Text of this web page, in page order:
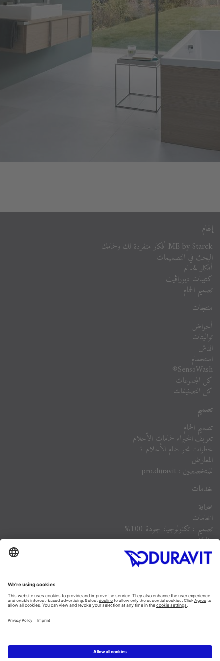
إلهام
ME by Starck أفكار متفردة لك ولحمامك
البحث في التصميمات
أفكار للحمام
كتيبات ديوراڨيت
تصميم الحمام
منتجات
أحواض
تواليتات
الدش
استحمام
SensoWash®
كل المجموعات
كل التصنيفات
تصميم
تصميم الحمام
تعريف الخبراء لحمامات الأحلام
خطوات نحو حمام الأحلام 5
المعارض
للمتخصصين : pro.duravit
خدمات
صحافة
الخامات
تصميم ، تكنولوجيا، جودة 100%
وظائف
الشركة
أسئلة مكررة
Facebook
Instagram